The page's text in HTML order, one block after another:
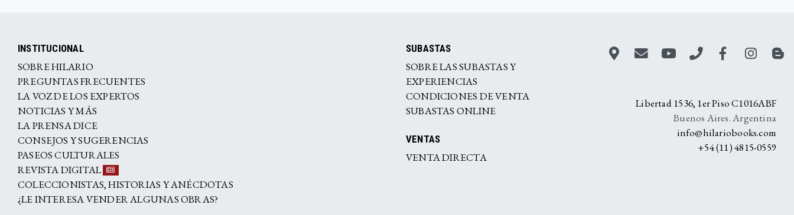
INSTITUCIONAL
SOBRE HILARIO
PREGUNTAS FRECUENTES
LA VOZ DE LOS EXPERTOS
NOTICIAS Y MÁS
LA PRENSA DICE
CONSEJOS Y SUGERENCIAS
PASEOS CULTURALES
REVISTA DIGITAL
COLECCIONISTAS, HISTORIAS Y ANÉCDOTAS
¿LE INTERESA VENDER ALGUNAS OBRAS?
SUBASTAS
SOBRE LAS SUBASTAS Y
EXPERIENCIAS
CONDICIONES DE VENTA
SUBASTAS ONLINE
VENTAS
VENTA DIRECTA
Libertad 1536, 1er Piso C1016ABF
Buenos Aires. Argentina
info@hilariobooks.com
+54 (11) 4815-0559